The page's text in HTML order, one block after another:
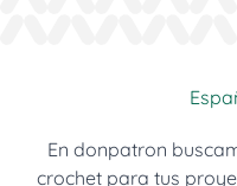
En donpatron
crochet para tus